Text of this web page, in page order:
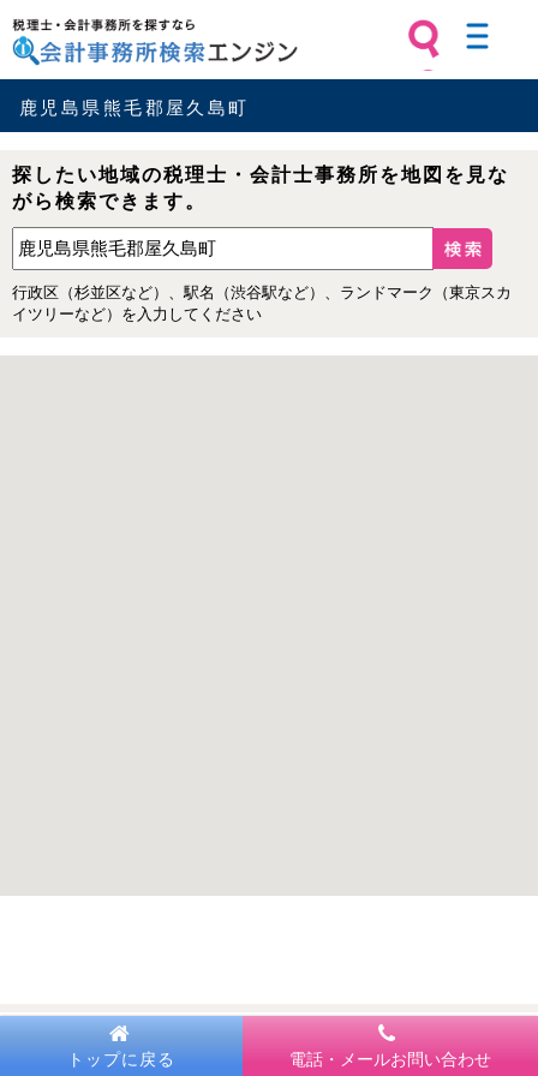
税理士・会計事務所を探すなら 会計
事務所検索エンジン
鹿児島県熊毛郡屋久島町
探したい地域の税理士・会計士事務所を地図を見な
がら検索できます。
行政区（杉並区など）、駅名（渋谷駅など）、ランドマーク（東京スカ
イツリーなど）を入力してください
トップに戻る 電話・メールお問い合わせ